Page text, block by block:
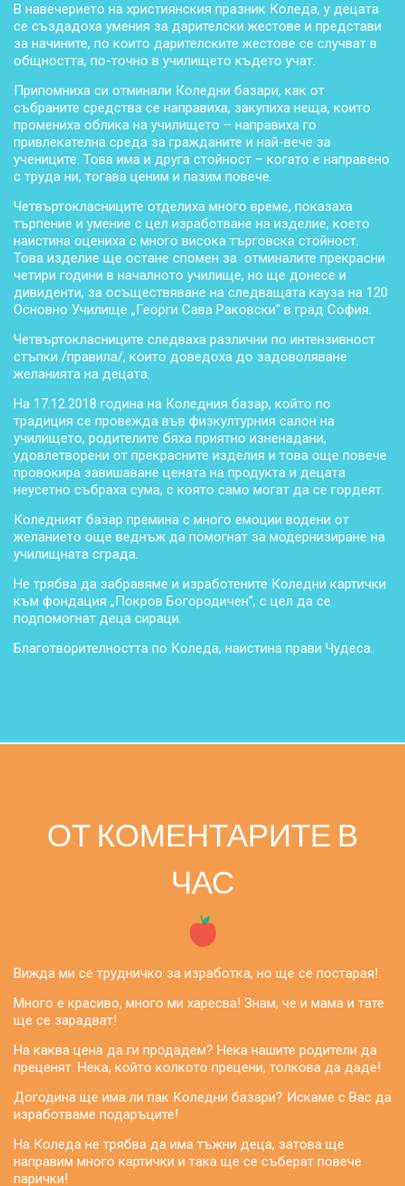
В навечерието на християнския празник Коледа, у децата
се създадоха умения за дарителски жестове и представи
за начините, по които дарителските жестове се случват в
общността, по-точно в училището където учат.
Припомниха си отминали Коледни базари, как от
събраните средства се направиха, закупиха неща, които
промениха облика на училището – направиха го
привлекателна среда за гражданите и най-вече за
учениците. Това има и друга стойност – когато е направено
с труда ни, тогава ценим и пазим повече.
Четвъртокласниците отделиха много време, показаха
търпение и умение с цел изработване на изделие, което
наистина оцениха с много висока търговска стойност.
Това изделие ще остане спомен за отминалите прекрасни
четири години в началното училище, но ще донесе и
дивиденти, за осъществяване на следващата кауза на 120
Основно Училище „Георги Сава Раковски“ в град София.
Четвъртокласниците следваха различни по интензивност
стъпки /правила/, които доведоха до задоволяване
желанията на децата.
На 17.12.2018 година на Коледния базар, който по
традиция се провежда във физкултурния салон на
училището, родителите бяха приятно изненадани,
удовлетворени от прекрасните изделия и това още повече
провокира завишаване цената на продукта и децата
неусетно събраха сума, с която само могат да се гордеят.
Коледният базар премина с много емоции водени от
желанието още веднъж да помогнат за модернизиране на
училищната сграда.
Не трябва да забравяме и изработените Коледни картички
към фондация „Покров Богородичен“, с цел да се
подпомогнат деца сираци.
Благотворителността по Коледа, наистина прави Чудеса.
ОТ КОМЕНТАРИТЕ В
ЧАС
Вижда ми се трудничко за изработка, но ще се постарая!
Много е красиво, много ми харесва! Знам, че и мама и тате
ще се зарадват!
На каква цена да ги продадем? Нека нашите родители да
преценят. Нека, който колкото прецени, толкова да даде!
Догодина ще има ли пак Коледни базари? Искаме с Вас да
изработваме подаръците!
На Коледа не трябва да има тъжни деца, затова ще
направим много картички и така ще се съберат повече
парички!